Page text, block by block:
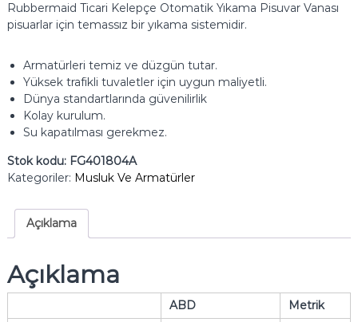
Rubbermaid Ticari Kelepçe Otomatik Yıkama Pisuvar Vanası
pisuarlar için temassız bir yıkama sistemidir.
Armatürleri temiz ve düzgün tutar.
Yüksek trafikli tuvaletler için uygun maliyetli.
Dünya standartlarında güvenilirlik
Kolay kurulum.
Su kapatılması gerekmez.
Stok kodu: FG401804A
Kategoriler: Musluk Ve Armatürler
Açıklama
Açıklama
ABD
Metrik